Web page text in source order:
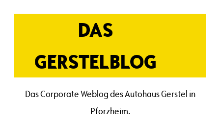
Inhalt
DAS
GERSTELBLOG
Das Corporate Weblog des Autohaus Gerstel in
Pforzheim.